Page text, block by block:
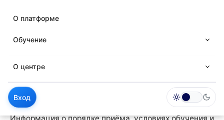
О платформе
Обучение
Каталог программ
Вебинары
О центре
Нормативные документы
Вход
Информация для